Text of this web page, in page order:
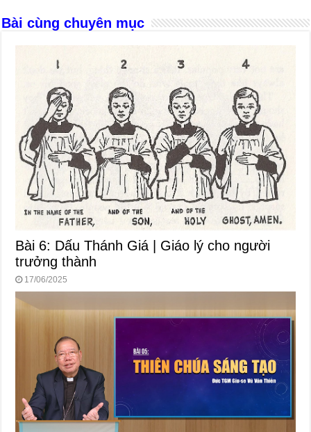
Bài cùng chuyên mục
Bài 6: Dấu Thánh Giá | Giáo lý cho người
trưởng thành
17/06/2025